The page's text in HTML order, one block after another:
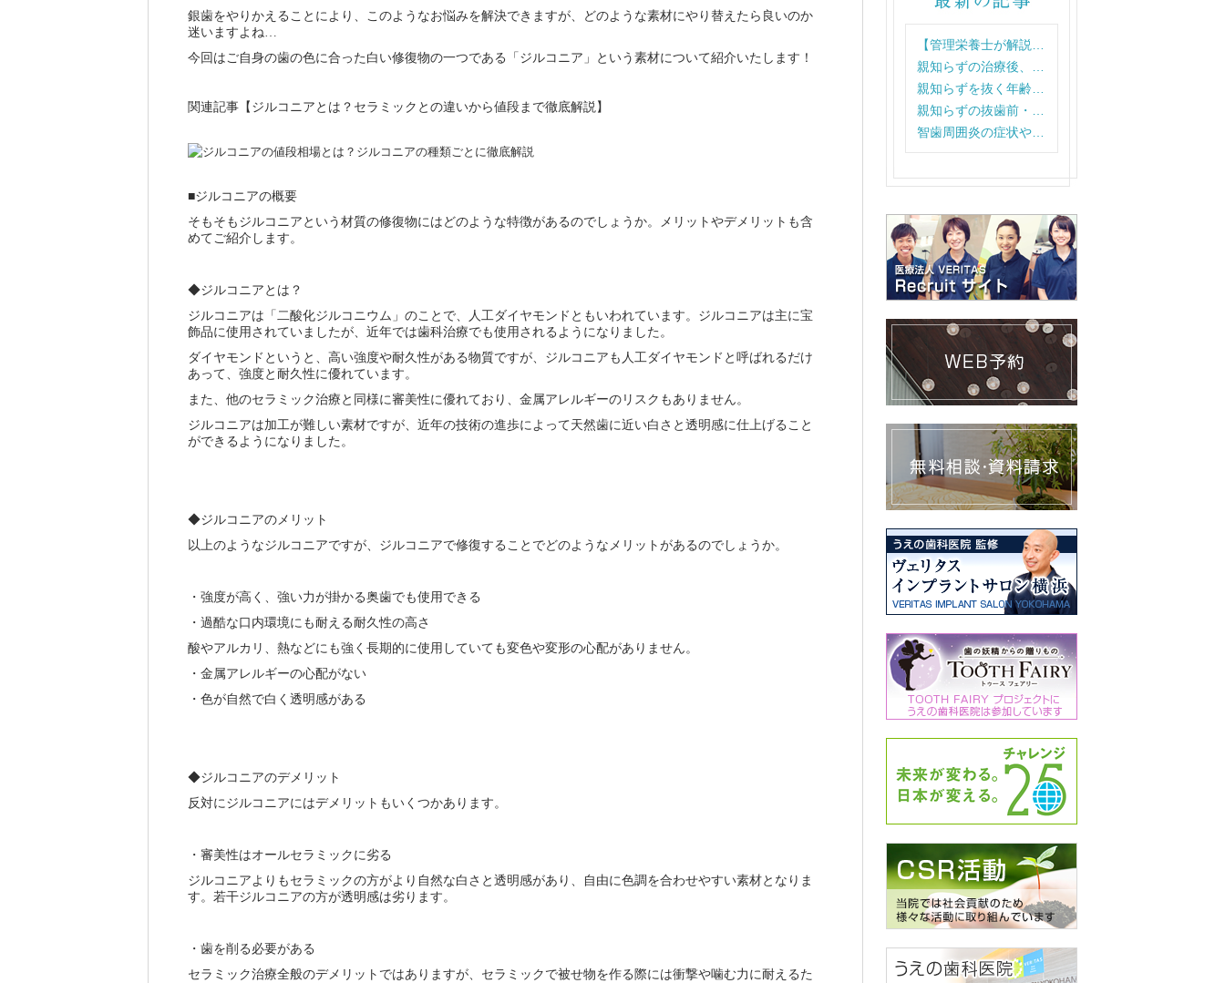
銀歯をやりかえることにより、このようなお悩みを解決できますが、どのような素材にやり替えたら良いのか
迷いますよね…
今回はご自身の歯の色に合った白い修復物の一つである「ジルコニア」という素材について紹介いたします！
関連記事【 ジルコニアとは？セラミックとの違いから値段まで徹底解説】
■ジルコニアの概要
そもそもジルコニアという材質の修復物にはどのような特徴があるのでしょうか。メリットやデメリットも含
めてご紹介します。
◆ジルコニアとは？
ジルコニアは「二酸化ジルコニウム」のことで、人工ダイヤモンドともいわれています。ジルコニアは主に宝
飾品に使用されていましたが、近年では歯科治療でも使用されるようになりました。
ダイヤモンドというと、高い強度や耐久性がある物質ですが、ジルコニアも人工ダイヤモンドと呼ばれるだけ
あって、強度と耐久性に優れています。
また、他のセラミック治療と同様に審美性に優れており、金属アレルギーのリスクもありません。
ジルコニアは加工が難しい素材ですが、近年の技術の進歩によって天然歯に近い白さと透明感に仕上げること
ができるようになりました。
◆ジルコニアのメリット
以上のようなジルコニアですが、ジルコニアで修復することでどのようなメリットがあるのでしょうか。
・強度が高く、強い力が掛かる奥歯でも使用できる
・過酷な口内環境にも耐える耐久性の高さ
酸やアルカリ、熱などにも強く長期的に使用していても変色や変形の心配がありません。
・金属アレルギーの心配がない
・色が自然で白く透明感がある
◆ジルコニアのデメリット
反対にジルコニアにはデメリットもいくつかあります。
・審美性はオールセラミックに劣る
ジルコニアよりもセラミックの方がより自然な白さと透明感があり、自由に色調を合わせやすい素材となりま
す。若干ジルコニアの方が透明感は劣ります。
・歯を削る必要がある
セラミック治療全般のデメリットではありますが、セラミックで被せ物を作る際には衝撃や噛む力に耐えるた
【管理栄養士が解説…
親知らずの治療後、…
親知らずを抜く年齢…
親知らずの抜歯前・…
智歯周囲炎の症状や…